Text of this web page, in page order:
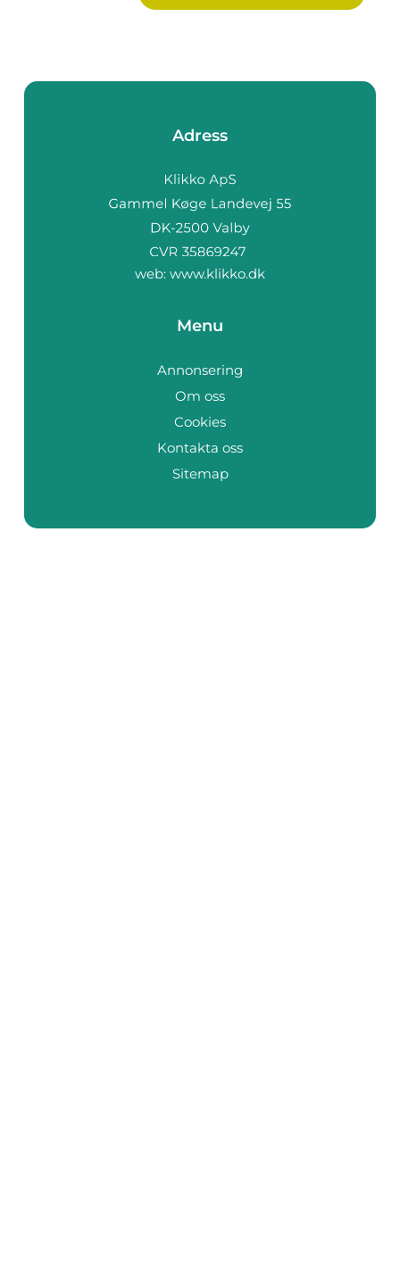
Adress
web: www.klikko.dk
Menu
Annonsering
Om oss
Cookies
Kontakta oss
Sitemap